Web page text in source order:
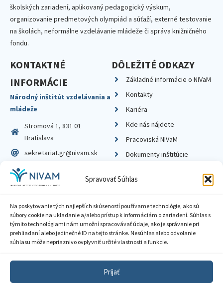
Spravovať Súhlas
Na poskytovanie tých najlepších skúseností používame technológie, ako sú
súbory cookie na ukladanie a/alebo prístup k informáciám o zariadení. Súhlas s
týmito technológiami nám umožní spracovávať údaje, ako je správanie pri
prehliadaní alebo jedinečné ID na tejto stránke. Nesúhlas alebo odvolanie
súhlasu môže nepriaznivo ovplyvniť určité vlastnosti a funkcie.
Prijať
školských zariadení, aplikovaný pedagogický výskum,
organizovanie predmetových olympiád a súťaží, externé testovanie
na školách, neformálne vzdelávanie mládeže či správa knižničného
fondu.
KONTAKTNÉ
INFORMÁCIE
Národný inštitút vzdelávania a
mládeže
Stromová 1, 831 01
Bratislava
sekretariat.gr@nivam.sk
IČO: 00164348
DIČ: 2020798714
DÔLEŽITÉ ODKAZY
Základné informácie o NIVaM
Kontakty
Kariéra
Kde nás nájdete
Pracoviská NIVaM
Dokumenty inštitúcie
Zásady ochrany súkromia
Sprístupnenie informácií